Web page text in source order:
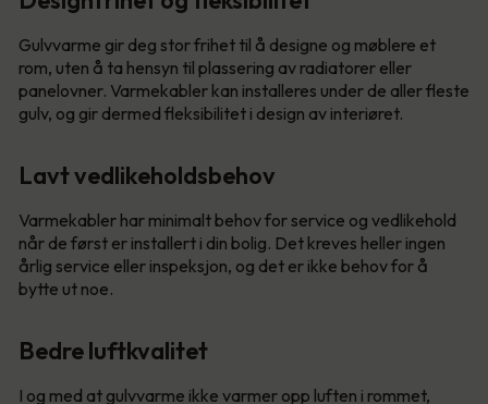
Gulvvarme gir deg stor frihet til å designe og møblere et
rom, uten å ta hensyn til plassering av radiatorer eller
panelovner. Varmekabler kan installeres under de aller fleste
gulv, og gir dermed fleksibilitet i design av interiøret.
Lavt vedlikeholdsbehov
Varmekabler har minimalt behov for service og vedlikehold
når de først er installert i din bolig. Det kreves heller ingen
årlig service eller inspeksjon, og det er ikke behov for å
bytte ut noe.
Bedre luftkvalitet
I og med at gulvvarme ikke varmer opp luften i rommet,